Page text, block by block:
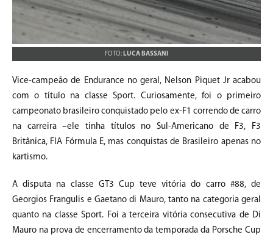
FOTO: LUCA BASSANI
Vice-campeão de Endurance no geral, Nelson Piquet Jr acabou
com o título na classe Sport. Curiosamente, foi o primeiro
campeonato brasileiro conquistado pelo ex-F1 correndo de carro
na carreira –ele tinha títulos no Sul-Americano de F3, F3
Britânica, FIA Fórmula E, mas conquistas de Brasileiro apenas no
kartismo.
A disputa na classe GT3 Cup teve vitória do carro #88, de
Georgios Frangulis e Gaetano di Mauro, tanto na categoria geral
quanto na classe Sport. Foi a terceira vitória consecutiva de Di
Mauro na prova de encerramento da temporada da Porsche Cup